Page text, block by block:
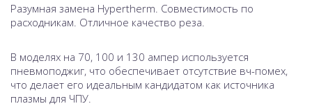
Разумная замена Hypertherm. Совместимость по
расходникам. Отличное качество реза.
В моделях на 70, 100 и 130 ампер используется
пневмоподжиг, что обеспечивает отсутствие вч-помех,
что делает его идеальным кандидатом как источника
плазмы для ЧПУ.